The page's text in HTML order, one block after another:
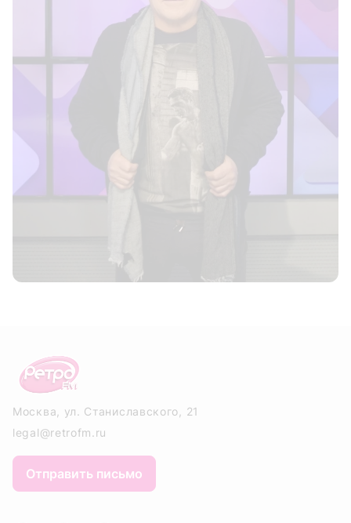
Москва, ул. Станиславского, 21
legal@retrofm.ru
Отправить письмо